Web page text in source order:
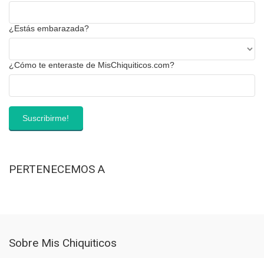
¿Estás embarazada?
¿Cómo te enteraste de MisChiquiticos.com?
PERTENECEMOS A
Sobre Mis Chiquiticos